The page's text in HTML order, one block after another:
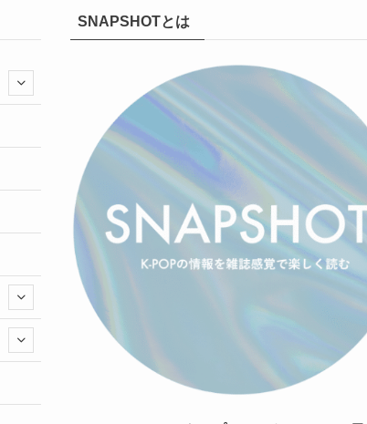
SNAPSHOTとは